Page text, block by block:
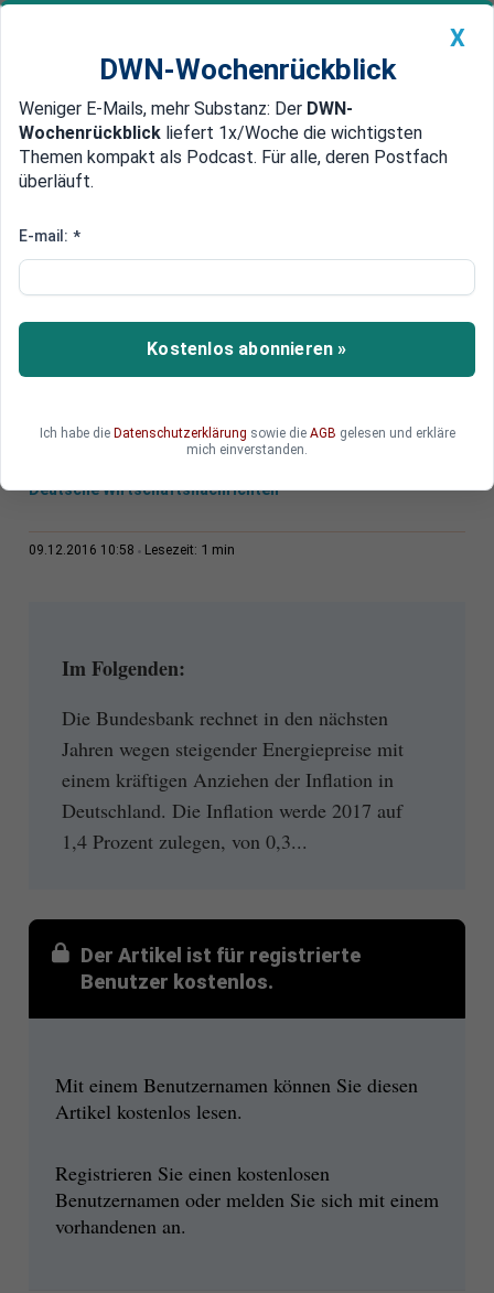
Newsticker MEIN DWN: Geldanlage Premium
Edelmetalle DWN-Magazin China
Höhere Energiepreise
Bundesbank erwartet deutlichen
Anstieg der Inflation
Die Bundesbank rechnet in den nächsten Jahren
Deutsche Wirtschaftsnachrichten
09.12.2016 10:58 Lesezeit: 1 min
Im Folgenden:
Die Bundesbank rechnet in den nächsten
Jahren wegen steigender Energiepreise mit
einem kräftigen Anziehen der Inflation in
Deutschland. Die Inflation werde 2017 auf
1,4 Prozent zulegen, von 0,3...
Der Artikel ist für registrierte
Benutzer kostenlos.
Mit einem Benutzernamen können Sie diesen
Artikel kostenlos lesen.
Registrieren Sie einen kostenlosen
Benutzernamen oder melden Sie sich mit einem
vorhandenen an.
X
DWN-Wochenrückblick
Weniger E-Mails, mehr Substanz: Der DWN-
Wochenrückblick liefert 1x/Woche die wichtigsten
Themen kompakt als Podcast. Für alle, deren Postfach
überläuft.
E-mail: *
Kostenlos abonnieren »
Ich habe die Datenschutzerklärung sowie die AGB gelesen und erkläre
mich einverstanden.